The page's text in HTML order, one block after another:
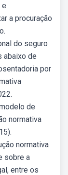
e
a procuração
do seguro
abaixo de
por
de
normativa
normativa
sobre a
entre os